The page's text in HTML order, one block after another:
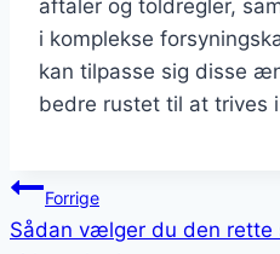
aftaler og toldregler,
i komplekse
kan tilpasse sig disse
bedre rustet til at trives
Forrige
Sådan vælger du den rette